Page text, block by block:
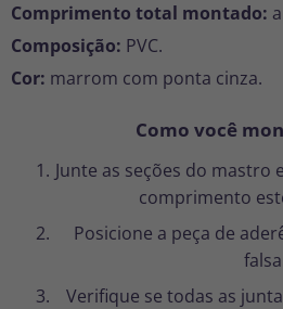
Comprimento total montado:
Composição: PVC.
Cor: marrom com ponta cinza.
Como você
Junte as seções do mastro
comprimento
Posicione a peça de
Verifique se todas as